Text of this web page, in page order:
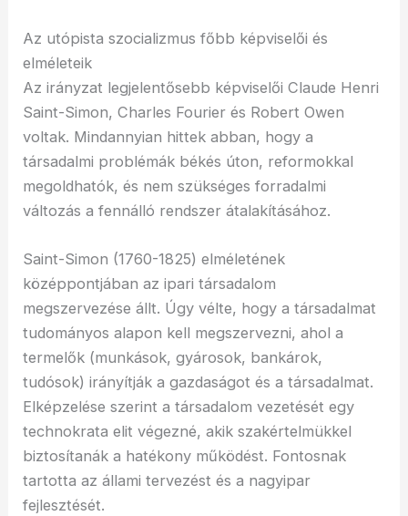
Az utópista szocializmus főbb képviselői és
elméleteik
Az irányzat legjelentősebb képviselői Claude Henri
Saint-Simon, Charles Fourier és Robert Owen
voltak. Mindannyian hittek abban, hogy a
társadalmi problémák békés úton, reformokkal
megoldhatók, és nem szükséges forradalmi
változás a fennálló rendszer átalakításához.
Saint-Simon (1760-1825) elméletének
középpontjában az ipari társadalom
megszervezése állt. Úgy vélte, hogy a társadalmat
tudományos alapon kell megszervezni, ahol a
termelők (munkások, gyárosok, bankárok,
tudósok) irányítják a gazdaságot és a társadalmat.
Elképzelése szerint a társadalom vezetését egy
technokrata elit végezné, akik szakértelmükkel
biztosítanák a hatékony működést. Fontosnak
tartotta az állami tervezést és a nagyipar
fejlesztését.